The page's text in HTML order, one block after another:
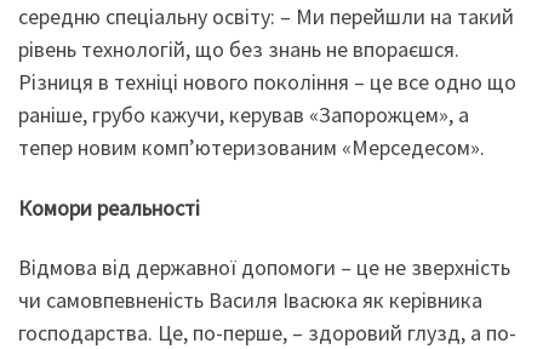
середню спеціальну освіту: – Ми перейшли на такий
рівень технологій, що без знань не впораєшся.
Різниця в техніці нового покоління – це все одно що
раніше, грубо кажучи, керував «Запорожцем», а
тепер новим комп’ютеризованим «Мерседесом».
Комори реальності
Відмова від державної допомоги – це не зверхність
чи самовпевненість Василя Івасюка як керівника
господарства. Це, по-перше, – здоровий глузд, а по-